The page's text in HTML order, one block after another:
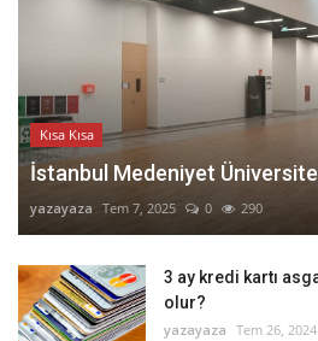
Kısa Kısa
İstanbul Medeniyet
yazayaza Tem 7, 2025 0 290
3 ay kredi kartı
olur?
yazayaza Tem 26, 2024